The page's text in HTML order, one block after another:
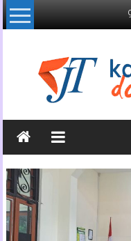
Lompat
ke
Kabar
Jawa
Timur
Media
Online
Jawa